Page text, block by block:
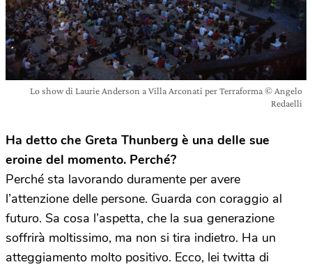
Lo show di Laurie Anderson a Villa Arconati per Terraforma © Angelo
Redaelli
Ha detto che Greta Thunberg è una delle sue
eroine del momento. Perché?
Perché sta lavorando duramente per avere
l’attenzione delle persone. Guarda con coraggio al
futuro. Sa cosa l’aspetta, che la sua generazione
soffrirà moltissimo, ma non si tira indietro. Ha un
atteggiamento molto positivo. Ecco, lei twitta di